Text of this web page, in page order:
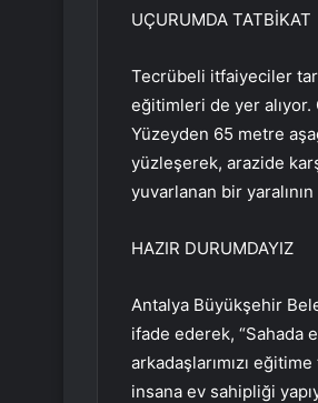
UÇURUMDA TATBİKAT
Tecrübeli itfaiyeciler
eğitimleri de yer alıyor.
Yüzeyden 65 metre
yüzleşerek, arazide
yuvarlanan bir yaralının
HAZIR DURUMDAYIZ
Antalya Büyükşehir
ifade ederek, “Sahada
arkadaşlarımızı
insana ev sahipliği